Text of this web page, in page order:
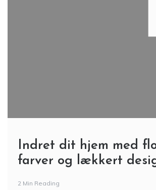
Indret dit hjem med
farver og lækkert
2 Min Reading